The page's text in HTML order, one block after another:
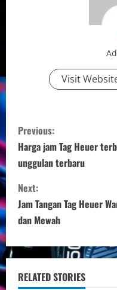
Visit
C
o
n
t
i
n
u
Previous:
Harga jam Tag Heuer
unggulan terbaru
Next:
Jam Tangan Tag Heuer
dan Mewah
RELATED STORIES